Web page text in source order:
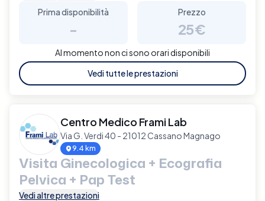
Prima disponibilità
-
Prezzo
25€
Al momento non ci sono orari disponibili
Vedi tutte le prestazioni
Centro Medico Frami Lab
Via G. Verdi 40 - 21012 Cassano Magnago
9.4 km
Visita Ginecologica + Ecografia
Pelvica + Pap Test
Vedi altre prestazioni